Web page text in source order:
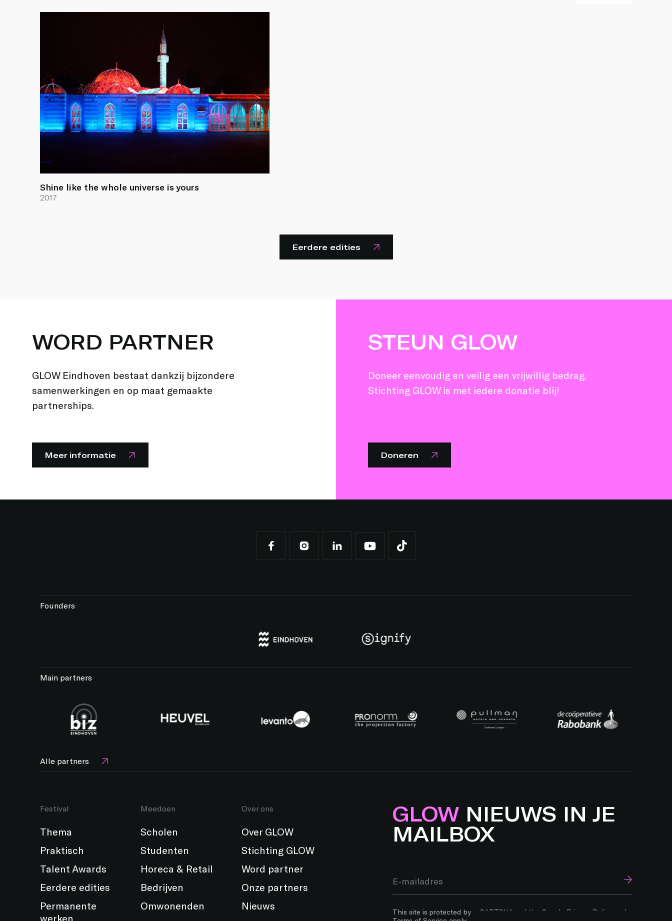
Shine like the whole universe is yours
2017
Eerdere edities
WORD PARTNER
GLOW Eindhoven bestaat dankzij bijzondere
samenwerkingen en op maat gemaakte
partnerships.
Meer informatie
STEUN GLOW
Doneer eenvoudig en veilig een vrijwillig bedrag.
Stichting GLOW is met iedere donatie blij!
Doneren
Founders
Main partners
Alle partners
Festival
Thema
Praktisch
Talent Awards
Eerdere edities
Permanente
werken
Meedoen
Scholen
Studenten
Horeca & Retail
Bedrijven
Omwonenden
Over ons
Over GLOW
Stichting GLOW
Word partner
Onze partners
Nieuws
GLOWNIEUWS IN JE
MAILBOX
This site is protected by reCAPTCHA and the Google Privacy Policy
and